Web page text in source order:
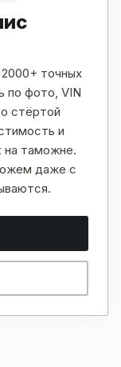
2000+ точных
по фото, VIN
стёртой
и
на таможне.
даже с